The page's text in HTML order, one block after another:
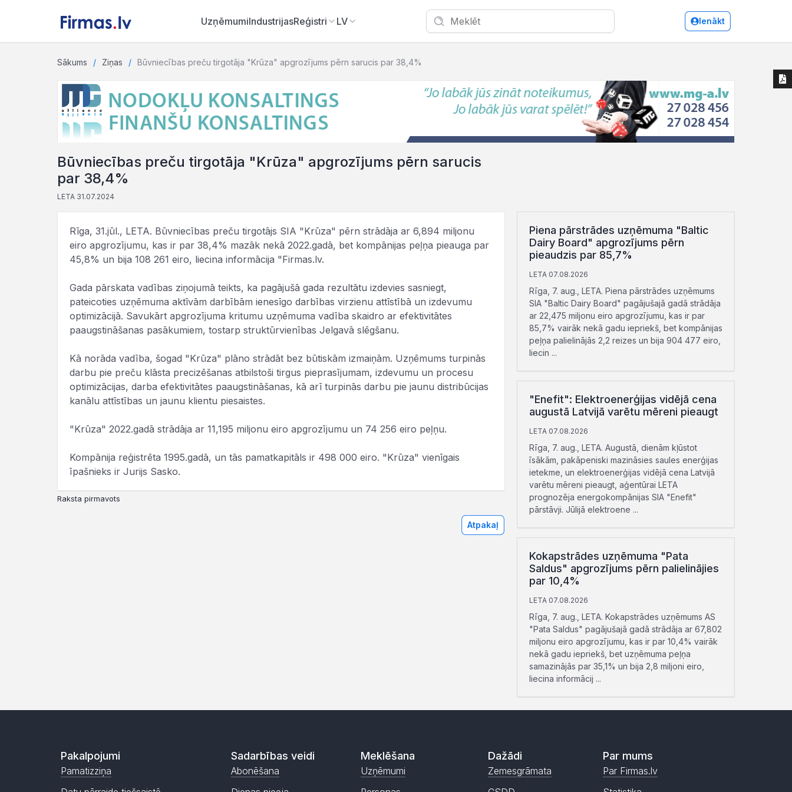
UzņēmumiIndustrijasReģistri LV Ienākt
Sākums Ziņas Būvniecības preču tirgotāja "Krūza" apgrozījums pērn sarucis par 38,4%
Būvniecības preču tirgotāja "Krūza" apgrozījums pērn sarucis
par 38,4%
LETA 31.07.2024
Rīga, 31.jūl., LETA. Būvniecības preču tirgotājs SIA "Krūza" pērn strādāja ar 6,894 miljonu
eiro apgrozījumu, kas ir par 38,4% mazāk nekā 2022.gadā, bet kompānijas peļņa pieauga par
45,8% un bija 108 261 eiro, liecina informācija "Firmas.lv.
Gada pārskata vadības ziņojumā teikts, ka pagājušā gada rezultātu izdevies sasniegt,
pateicoties uzņēmuma aktīvām darbībām ienesīgo darbības virzienu attīstībā un izdevumu
optimizācijā. Savukārt apgrozījuma kritumu uzņēmuma vadība skaidro ar efektivitātes
paaugstināšanas pasākumiem, tostarp struktūrvienības Jelgavā slēgšanu.
Kā norāda vadība, šogad "Krūza" plāno strādāt bez būtiskām izmaiņām. Uzņēmums turpinās
darbu pie preču klāsta precizēšanas atbilstoši tirgus pieprasījumam, izdevumu un procesu
optimizācijas, darba efektivitātes paaugstināšanas, kā arī turpinās darbu pie jaunu distribūcijas
kanālu attīstības un jaunu klientu piesaistes.
"Krūza" 2022.gadā strādāja ar 11,195 miljonu eiro apgrozījumu un 74 256 eiro peļņu.
Kompānija reģistrēta 1995.gadā, un tās pamatkapitāls ir 498 000 eiro. "Krūza" vienīgais
īpašnieks ir Jurijs Sasko.
Raksta pirmavots
Atpakaļ
Piena pārstrādes uzņēmuma "Baltic
Dairy Board" apgrozījums pērn
pieaudzis par 85,7%
LETA 07.08.2026
Rīga, 7. aug., LETA. Piena pārstrādes uzņēmums
SIA "Baltic Dairy Board" pagājušajā gadā strādāja
ar 22,475 miljonu eiro apgrozījumu, kas ir par
85,7% vairāk nekā gadu iepriekš, bet kompānijas
peļņa palielinājās 2,2 reizes un bija 904 477 eiro,
liecin ...
"Enefit": Elektroenerģijas vidējā cena
augustā Latvijā varētu mēreni pieaugt
LETA 07.08.2026
Rīga, 7. aug., LETA. Augustā, dienām kļūstot
īsākām, pakāpeniski mazināsies saules enerģijas
ietekme, un elektroenerģijas vidējā cena Latvijā
varētu mēreni pieaugt, aģentūrai LETA
prognozēja energokompānijas SIA "Enefit"
pārstāvji. Jūlijā elektroene ...
Kokapstrādes uzņēmuma "Pata
Saldus" apgrozījums pērn palielinājies
par 10,4%
LETA 07.08.2026
Rīga, 7. aug., LETA. Kokapstrādes uzņēmums AS
"Pata Saldus" pagājušajā gadā strādāja ar 67,802
miljonu eiro apgrozījumu, kas ir par 10,4% vairāk
nekā gadu iepriekš, bet uzņēmuma peļņa
samazinājās par 35,1% un bija 2,8 miljoni eiro,
liecina informācij ...
Pakalpojumi
Pamatizziņa
Sadarbības veidi
Abonēšana
Meklēšana
Uzņēmumi
Dažādi
Zemesgrāmata
Par mums
Par Firmas.lv